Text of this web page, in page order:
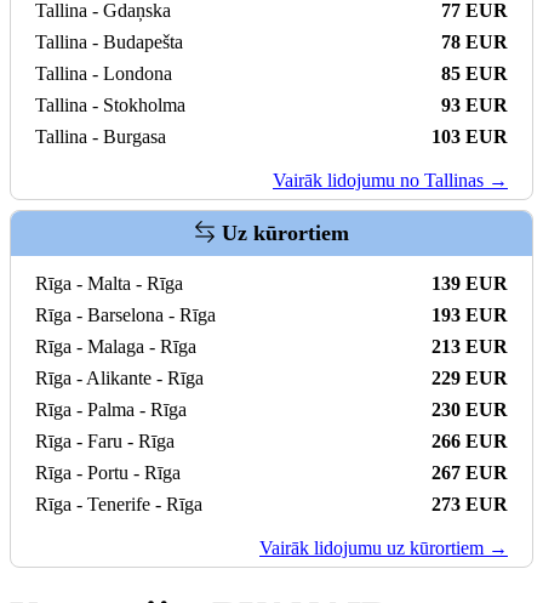
Tallina - Gdaņska
77 EUR
Tallina - Budapešta
78 EUR
Tallina - Londona
85 EUR
Tallina - Stokholma
93 EUR
Tallina - Burgasa
103 EUR
Vairāk lidojumu no Tallinas →
Uz kūrortiem
Rīga - Malta - Rīga
139 EUR
Rīga - Barselona - Rīga
193 EUR
Rīga - Malaga - Rīga
213 EUR
Rīga - Alikante - Rīga
229 EUR
Rīga - Palma - Rīga
230 EUR
Rīga - Faru - Rīga
266 EUR
Rīga - Portu - Rīga
267 EUR
Rīga - Tenerife - Rīga
273 EUR
Vairāk lidojumu uz kūrortiem →